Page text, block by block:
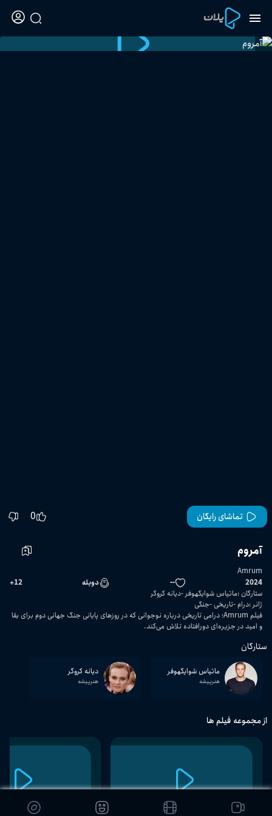
تماشای رایگان 0
آمروم
Amrum
2024
-- دوبله 12
+
ستارگان :ماتیاس شوایگهوفر دیانه کروگر
ژانر:درام تاریخی جنگی
فیلم Amrum؛ درامی تاریخی درباره نوجوانی که در روزهای پایانی جنگ جهانی دوم برای بقا
و امید در جزیره‌ای دورافتاده تلاش می‌کند.
ستارگان
ماتیاس شوایگهوفر
هنرپیشه
دیانه کروگر
هنرپیشه
از مجموعه فیلم ها